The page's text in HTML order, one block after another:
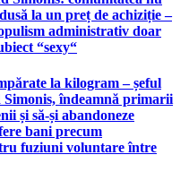
la un preț de achiziție –
administrativ doar
“sexy“
la kilogram – șeful
îndeamnă primarii
și să-și abandoneze
bani precum
fuziuni voluntare între